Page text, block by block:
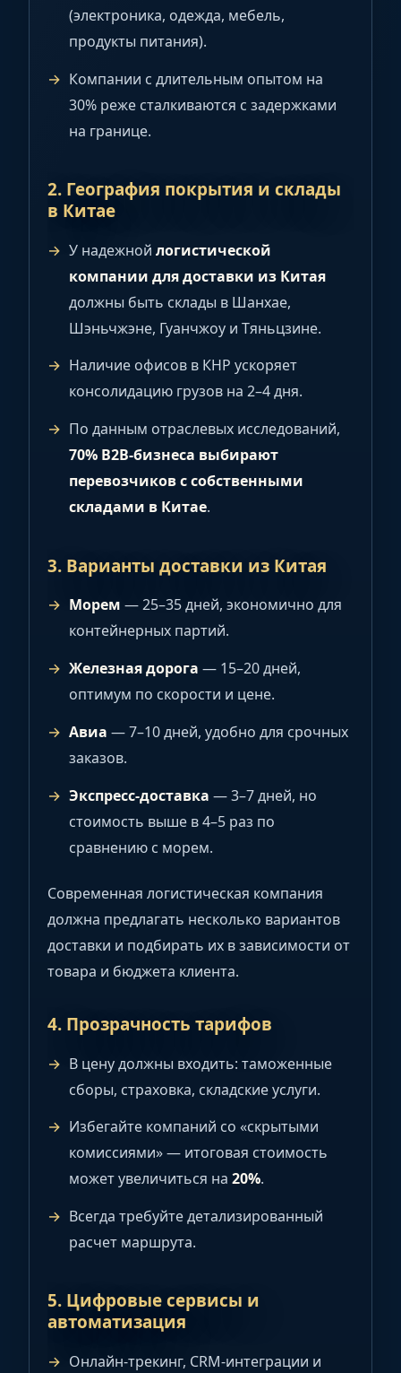
(электроника, одежда, мебель,
продукты питания).
Компании с длительным опытом на
30% реже сталкиваются с задержками
на границе.
2. География покрытия и склады
в Китае
У надежной логистической
компании для доставки из Китая
должны быть склады в Шанхае,
Шэньчжэне, Гуанчжоу и Тяньцзине.
Наличие офисов в КНР ускоряет
консолидацию грузов на 2–4 дня.
По данным отраслевых исследований,
70% B2B-бизнеса выбирают
перевозчиков с собственными
складами в Китае.
3. Варианты доставки из Китая
Морем — 25–35 дней, экономично для
контейнерных партий.
Железная дорога — 15–20 дней,
оптимум по скорости и цене.
Авиа — 7–10 дней, удобно для срочных
заказов.
Экспресс-доставка — 3–7 дней, но
стоимость выше в 4–5 раз по
сравнению с морем.
Современная логистическая компания
должна предлагать несколько вариантов
доставки и подбирать их в зависимости от
товара и бюджета клиента.
4. Прозрачность тарифов
В цену должны входить: таможенные
сборы, страховка, складские услуги.
Избегайте компаний со «скрытыми
комиссиями» — итоговая стоимость
может увеличиться на 20%.
Всегда требуйте детализированный
расчет маршрута.
5. Цифровые сервисы и
автоматизация
Онлайн-трекинг, CRM-интеграции и